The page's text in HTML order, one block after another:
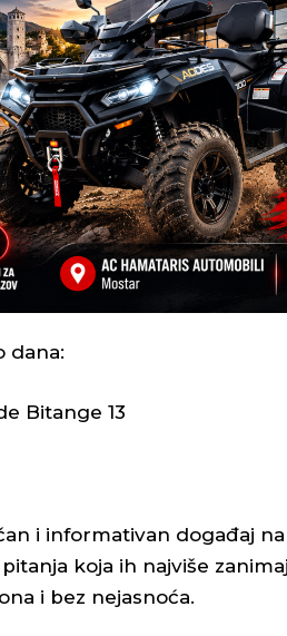
dana:
Bitange 13
i informativan događaj
koja ih najviše
i bez nejasnoća.